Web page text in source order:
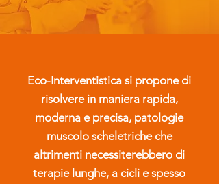
Eco-Interventistica si propone di
risolvere in maniera rapida,
moderna e precisa, patologie
muscolo scheletriche che
altrimenti necessiterebbero di
terapie lunghe, a cicli e spesso